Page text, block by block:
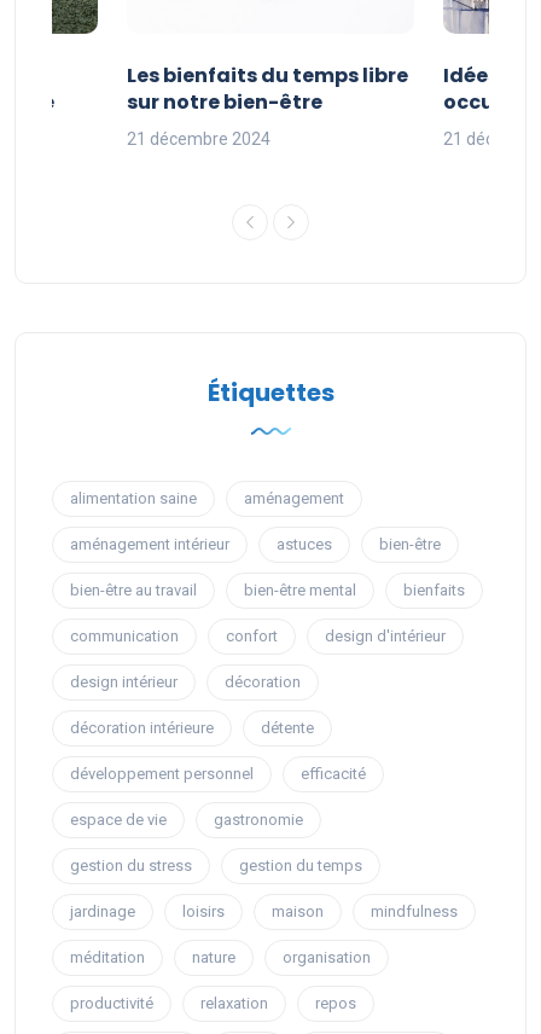
faire
Les bienfaits du temps libre
sur notre bien-être
21 décembre 2024
Idées
occuper
21
Étiquettes
alimentation saine aménagement
aménagement intérieur astuces bien-être
bien-être au travail bien-être mental bienfaits
communication confort design d'intérieur
design intérieur décoration
décoration intérieure détente
développement personnel efficacité
espace de vie gastronomie
gestion du stress gestion du temps
jardinage loisirs maison mindfulness
méditation nature organisation
productivité relaxation repos